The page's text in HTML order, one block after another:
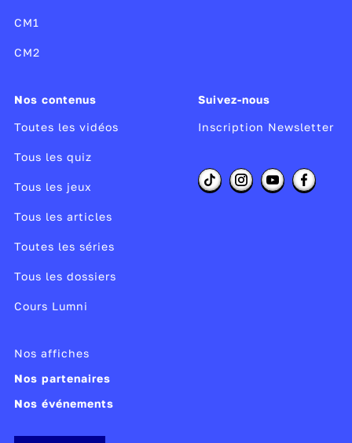
CM1
CM2
Nos contenus
Toutes les vidéos
Tous les quiz
Tous les jeux
Tous les articles
Toutes les séries
Tous les dossiers
Cours Lumni
Suivez-nous
Inscription Newsletter
Nos affiches
Nos partenaires
Nos événements